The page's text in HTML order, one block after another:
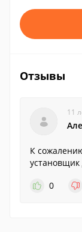
Отзывы
11
К
установщик
0